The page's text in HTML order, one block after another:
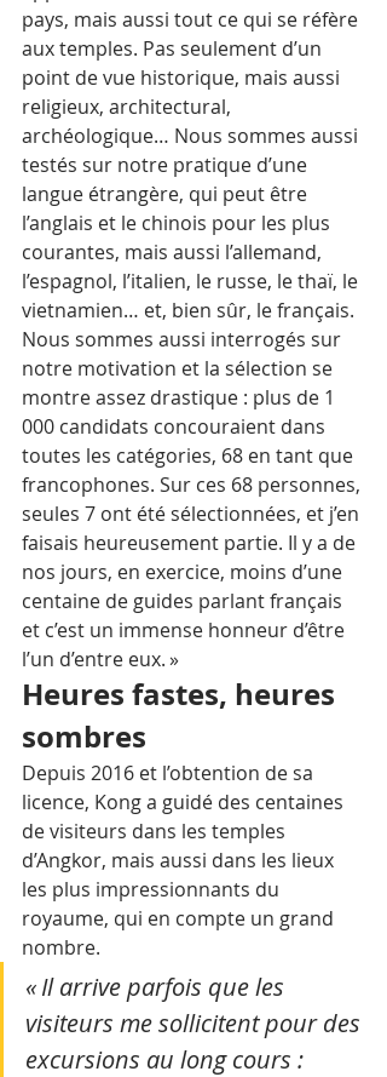
pays, mais aussi tout ce qui se réfère
aux temples. Pas seulement d’un
point de vue historique, mais aussi
religieux, architectural,
archéologique… Nous sommes aussi
testés sur notre pratique d’une
langue étrangère, qui peut être
l’anglais et le chinois pour les plus
courantes, mais aussi l’allemand,
l’espagnol, l’italien, le russe, le thaï, le
vietnamien… et, bien sûr, le français.
Nous sommes aussi interrogés sur
notre motivation et la sélection se
montre assez drastique : plus de 1
000 candidats concouraient dans
toutes les catégories, 68 en tant que
francophones. Sur ces 68 personnes,
seules 7 ont été sélectionnées, et j’en
faisais heureusement partie. Il y a de
nos jours, en exercice, moins d’une
centaine de guides parlant français
et c’est un immense honneur d’être
l’un d’entre eux. »
Heures fastes, heures
sombres
Depuis 2016 et l’obtention de sa
licence, Kong a guidé des centaines
de visiteurs dans les temples
d’Angkor, mais aussi dans les lieux
les plus impressionnants du
royaume, qui en compte un grand
nombre.
« Il arrive parfois que les
visiteurs me sollicitent pour des
excursions au long cours :